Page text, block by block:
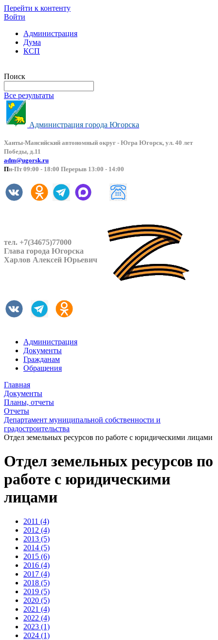
Перейти к контенту
Войти
Администрация
Дума
КСП
Поиск
Все результаты
Администрация города Югорска
Ханты-Мансийский автономный округ - Югра Югорск, ул. 40 лет
Победы, д.11
adm@ugorsk.ru
Пн-Пт 09:00 - 18:00 Перерыв 13:00 - 14:00
тел. +7(34675)77000
Глава города Югорска
Харлов Алексей Юрьевич
Администрация
Документы
Гражданам
Обращения
Главная
Документы
Планы, отчеты
Отчеты
Департамент муниципальной собственности и
градостроительства
Отдел земельных ресурсов по работе с юридическими лицами
Отдел земельных ресурсов по
работе с юридическими
лицами
2011 (4)
2012 (4)
2013 (5)
2014 (5)
2015 (6)
2016 (4)
2017 (4)
2018 (5)
2019 (5)
2020 (5)
2021 (4)
2022 (4)
2023 (1)
2024 (1)